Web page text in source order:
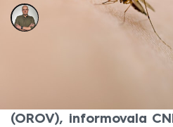
Antonin Roos
Akt. 28. srp 2024, 15:04• 28. srp
Lékaře a virology v Jižní
znepokojily přibývající
(OROV), informovala